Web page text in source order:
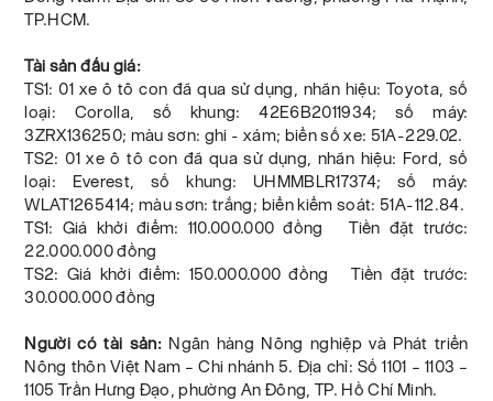
TP.HCM.
Tài sản đấu giá:
TS1: 01 xe ô tô con đã qua sử dụng, nhãn hiệu: Toyota, số
loại: Corolla, số khung: 42E6B2011934; số máy:
3ZRX136250; màu sơn: ghi - xám; biển số xe: 51A-229.02.
TS2: 01 xe ô tô con đã qua sử dụng, nhãn hiệu: Ford, số
loại: Everest, số khung: UHMMBLR17374; số máy:
WLAT1265414; màu sơn: trắng; biển kiểm soát: 51A-112.84.
TS1: Giá khởi điểm: 110.000.000 đồng Tiền đặt trước:
22.000.000 đồng
TS2: Giá khởi điểm: 150.000.000 đồng Tiền đặt trước:
30.000.000 đồng
Người có tài sản: Ngân hàng Nông nghiệp và Phát triển
Nông thôn Việt Nam – Chi nhánh 5. Địa chỉ: Số 1101 – 1103 –
1105 Trần Hưng Đạo, phường An Đông, TP. Hồ Chí Minh.